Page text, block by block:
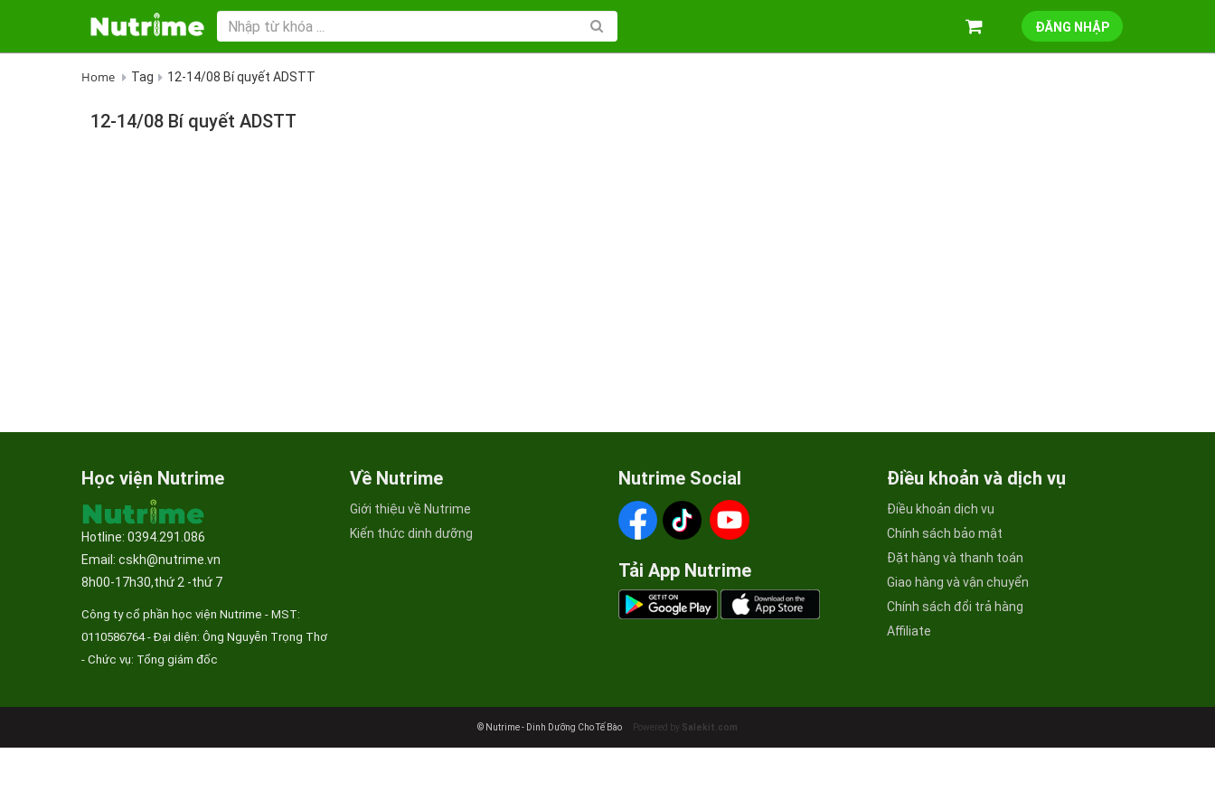
ĐĂNG NHẬP
Home Tag 12-14/08 Bí quyết ADSTT
12-14/08 Bí quyết ADSTT
Học viện Nutrime
Hotline: 0394.291.086
Email: cskh@nutrime.vn
8h00-17h30,thứ 2 -thứ 7
Công ty cổ phần học viện Nutrime - MST:
0110586764 - Đại diện: Ông Nguyễn Trọng Thơ
- Chức vụ: Tổng giám đốc
Về Nutrime
Giới thiệu về Nutrime
Kiến thức dinh dưỡng
Nutrime Social
Tải App Nutrime
Điều khoản và dịch vụ
Điều khoản dịch vụ
Chính sách bảo mật
Đặt hàng và thanh toán
Giao hàng và vận chuyển
Chính sách đổi trả hàng
Affiliate
© Nutrime - Dinh Dưỡng Cho Tế Bào Powered by Salekit.com